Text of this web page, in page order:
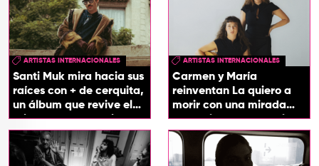
ARTISTAS INTERNACIONALES
Santi Muk mira hacia sus
raíces con + de cerquita,
un álbum que revive el
origen de sus canciones
ARTISTAS INTERNACIONALES
Carmen y María
reinventan La quiero a
morir con una mirada
entre el flamenco y el
soul